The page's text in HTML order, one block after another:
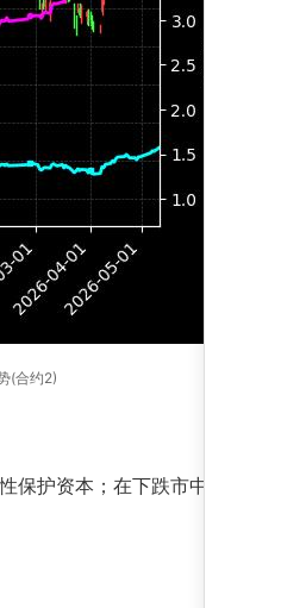
(合约2)
护资本；在下跌市中，阿尔法因